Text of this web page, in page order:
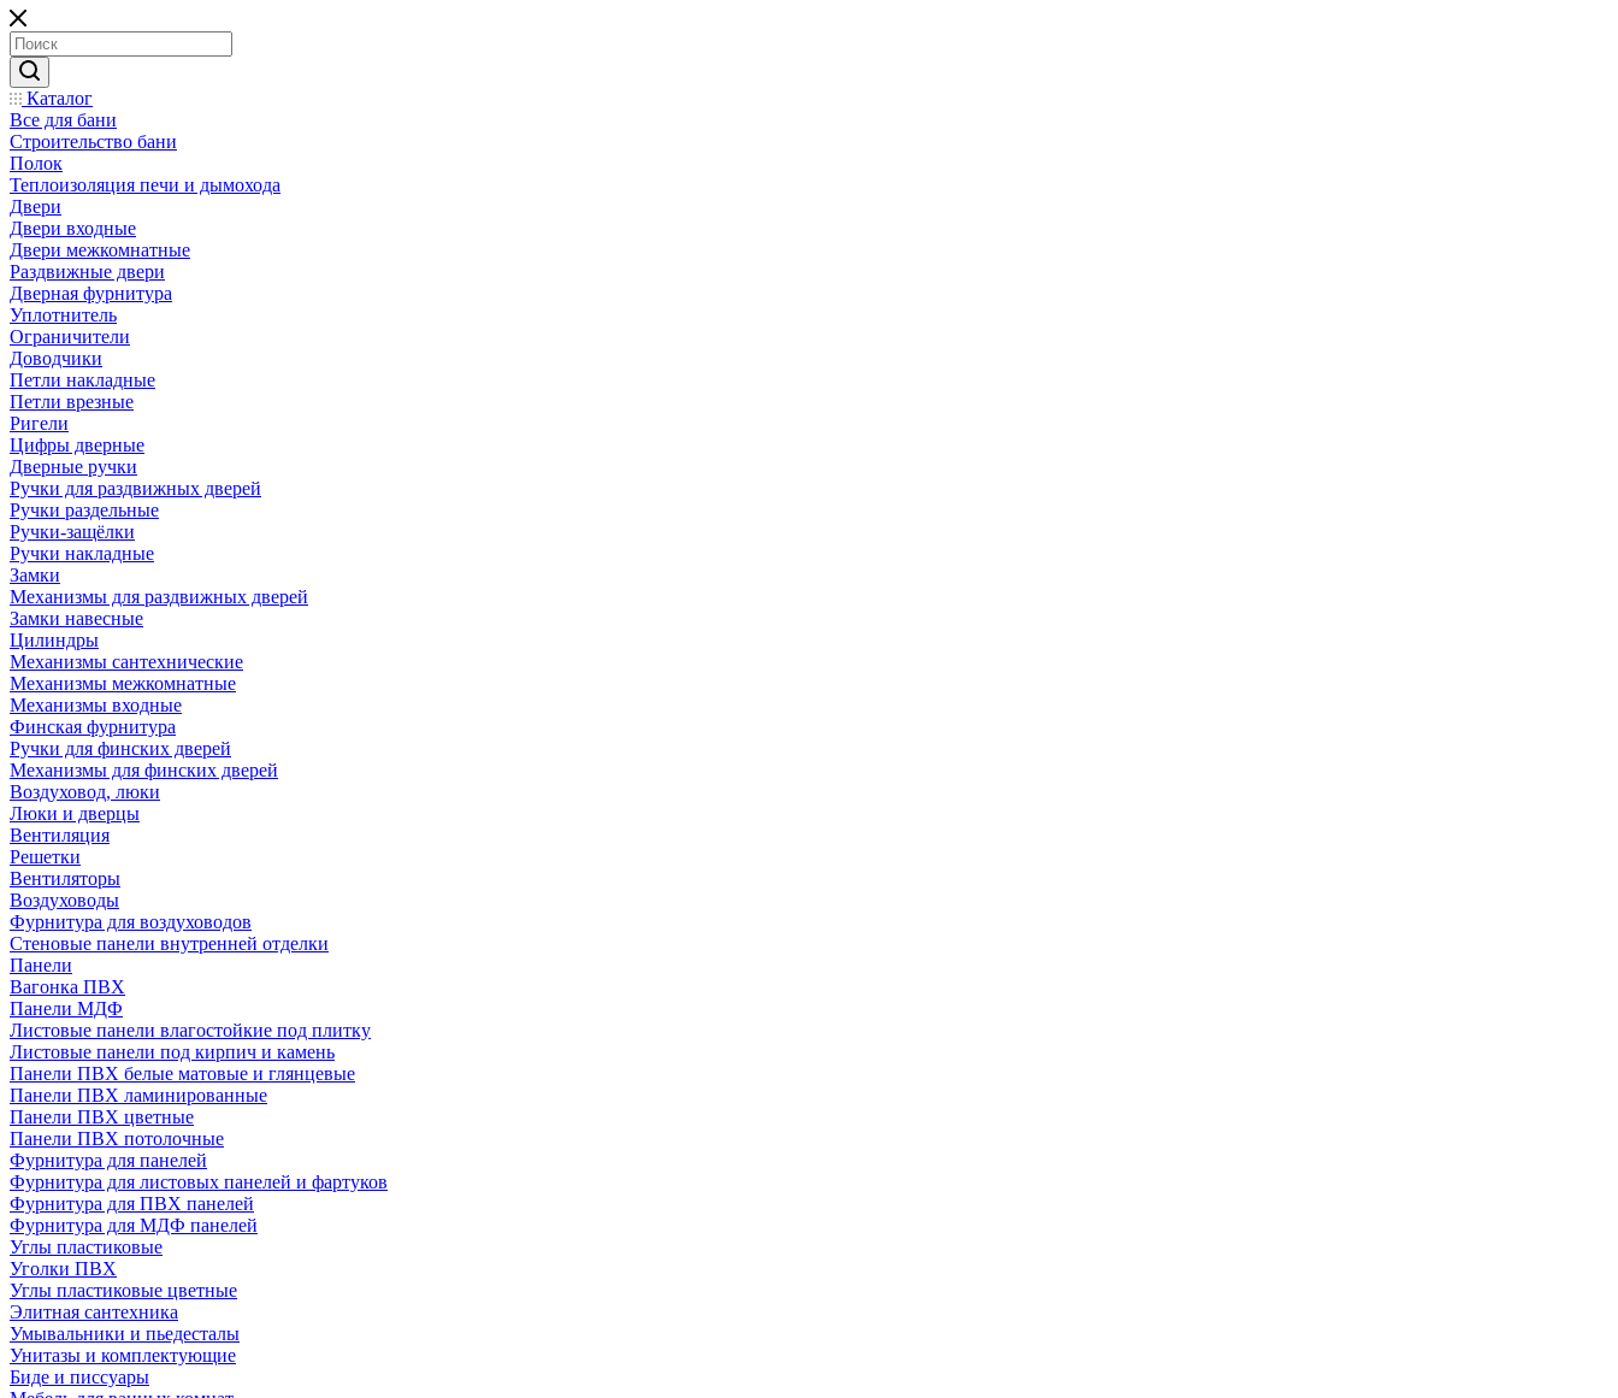
Каталог
Все для бани
Строительство бани
Полок
Теплоизоляция печи и дымохода
Двери
Двери входные
Двери межкомнатные
Раздвижные двери
Дверная фурнитура
Уплотнитель
Ограничители
Доводчики
Петли накладные
Петли врезные
Ригели
Цифры дверные
Дверные ручки
Ручки для раздвижных дверей
Ручки раздельные
Ручки-защёлки
Ручки накладные
Замки
Механизмы для раздвижных дверей
Замки навесные
Цилиндры
Механизмы сантехнические
Механизмы межкомнатные
Механизмы входные
Финская фурнитура
Ручки для финских дверей
Механизмы для финских дверей
Воздуховод, люки
Люки и дверцы
Вентиляция
Решетки
Вентиляторы
Воздуховоды
Фурнитура для воздуховодов
Стеновые панели внутренней отделки
Панели
Вагонка ПВХ
Панели МДФ
Листовые панели влагостойкие под плитку
Листовые панели под кирпич и камень
Панели ПВХ белые матовые и глянцевые
Панели ПВХ ламинированные
Панели ПВХ цветные
Панели ПВХ потолочные
Фурнитура для панелей
Фурнитура для листовых панелей и фартуков
Фурнитура для ПВХ панелей
Фурнитура для МДФ панелей
Углы пластиковые
Уголки ПВХ
Углы пластиковые цветные
Элитная сантехника
Умывальники и пьедесталы
Унитазы и комплектующие
Биде и писсуары